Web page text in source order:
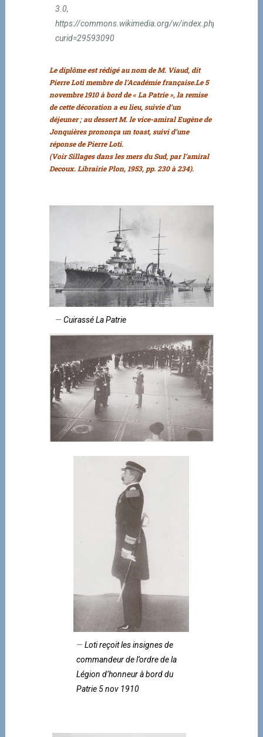
3.0,
https://commons.wikimedia.org/w/index.php?
curid=29593090
Le diplôme est rédigé au nom de M. Viaud, dit
Pierre Loti membre de l’Académie française.Le 5
novembre 1910 à bord de « La Patrie », la remise
de cette décoration a eu lieu, suivie d’un
déjeuner ; au dessert M. le vice-amiral Eugène de
Jonquières prononça un toast, suivi d’une
réponse de Pierre Loti.
(Voir Sillages dans les mers du Sud, par l’amiral
Decoux. Librairie Plon, 1953, pp. 230 à 234).
Cuirassé La Patrie
Loti reçoit les insignes de
commandeur de l’ordre de la
Légion d’honneur à bord du
Patrie 5 nov 1910